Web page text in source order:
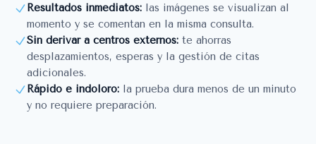
Resultados inmediatos: las imágenes se visualizan al
momento y se comentan en la misma consulta.
Sin derivar a centros externos: te ahorras
desplazamientos, esperas y la gestión de citas
adicionales.
Rápido e indoloro: la prueba dura menos de un minuto
y no requiere preparación.